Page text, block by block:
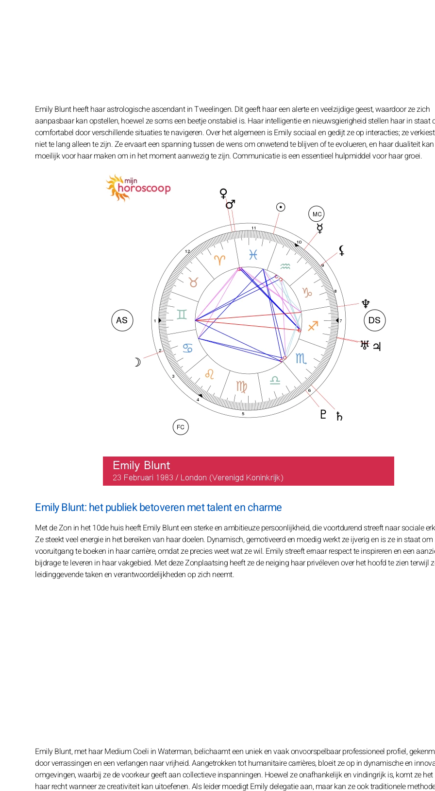
Emily Blunt heeft haar astrologische ascendant in Tweelingen. Dit geeft haar een alerte en veelzijdige geest, waardoor ze zich
aanpasbaar kan opstellen, hoewel ze soms een beetje onstabiel is. Haar intelligentie en nieuwsgierigheid stellen haar in staat
comfortabel door verschillende situaties te navigeren. Over het algemeen is Emily sociaal en gedijt ze op interacties; ze
niet te lang alleen te zijn. Ze ervaart een spanning tussen de wens om onwetend te blijven of te evolueren, en haar dualiteit
moeilijk voor haar maken om in het moment aanwezig te zijn. Communicatie is een essentieel hulpmiddel voor haar groei.
Emily Blunt: het publiek betoveren met talent en charme
Met de Zon in het 10de huis heeft Emily Blunt een sterke en ambitieuze persoonlijkheid, die voortdurend streeft naar sociale
Ze steekt veel energie in het bereiken van haar doelen. Dynamisch, gemotiveerd en moedig werkt ze ijverig en is ze in staat om
vooruitgang te boeken in haar carrière, omdat ze precies weet wat ze wil. Emily streeft ernaar respect te inspireren en een
bijdrage te leveren in haar vakgebied. Met deze Zonplaatsing heeft ze de neiging haar privéleven over het hoofd te zien terwijl
leidinggevende taken en verantwoordelijkheden op zich neemt.
Emily Blunt, met haar Medium Coeli in Waterman, belichaamt een uniek en vaak onvoorspelbaar professioneel profiel,
door verrassingen en een verlangen naar vrijheid. Aangetrokken tot humanitaire carrières, bloeit ze op in dynamische en
omgevingen, waarbij ze de voorkeur geeft aan collectieve inspanningen. Hoewel ze onafhankelijk en vindingrijk is, komt ze
haar recht wanneer ze creativiteit kan uitoefenen. Als leider moedigt Emily delegatie aan, maar kan ze ook traditionele